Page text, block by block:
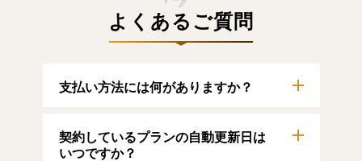
よくあるご質問
支払い方法には何がありますか？
す。
【クレジットカード】
契約しているプランの自動更新日は
いつですか？